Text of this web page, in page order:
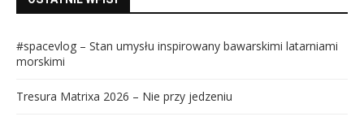
#spacevlog – Stan umysłu inspirowany bawarskimi latarniami
morskimi
Tresura Matrixa 2026 – Nie przy jedzeniu